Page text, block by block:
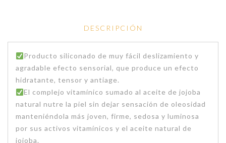
DESCRIPCIÓN
Producto siliconado de muy fácil deslizamiento y
agradable efecto sensorial, que produce un efecto
hidratante, tensor y antiage.
El complejo vitamínico sumado al aceite de jojoba
natural nutre la piel sin dejar sensación de oleosidad
manteniéndola más joven, firme, sedosa y luminosa
por sus activos vitamínicos y el aceite natural de
jojoba.